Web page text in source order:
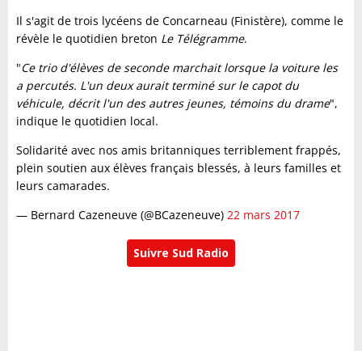
Il s'agit de trois lycéens de Concarneau (Finistère), comme le
révèle le quotidien breton Le Télégramme.
"Ce trio d'élèves de seconde marchait lorsque la voiture les
a percutés. L'un deux aurait terminé sur le capot du
véhicule, décrit l'un des autres jeunes, témoins du drame",
indique le quotidien local.
Solidarité avec nos amis britanniques terriblement frappés,
plein soutien aux élèves français blessés, à leurs familles et
leurs camarades.
— Bernard Cazeneuve (@BCazeneuve) 22 mars 2017
Suivre Sud Radio